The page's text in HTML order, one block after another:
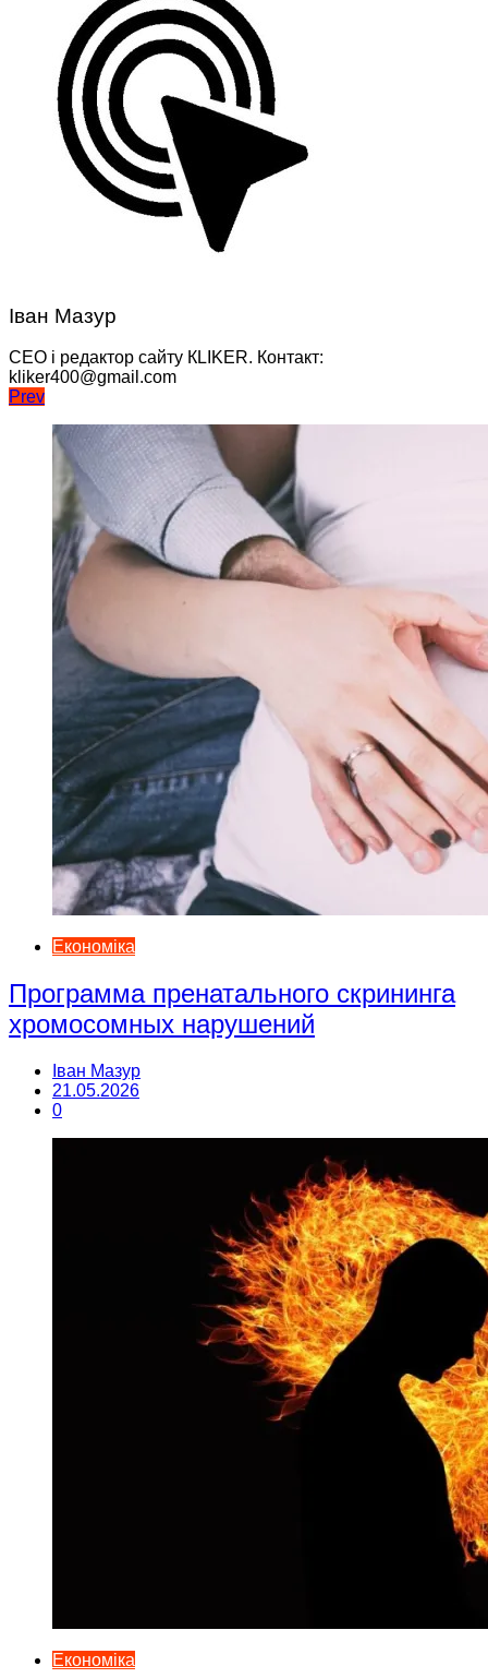
Іван Мазур
CEO і редактор сайту КLIKER. Контакт:
kliker400@gmail.com
Навігація
записів
Prev
Економіка
Программа пренатального скрининга
хромосомных нарушений
Іван Мазур
21.05.2026
0
Економіка